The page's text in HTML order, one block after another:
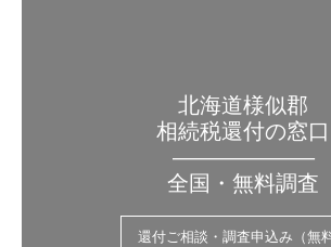
北海道様似郡
相続税還付の窓口
——————–
全国・無料調査
還付ご相談・調査申込み（無料